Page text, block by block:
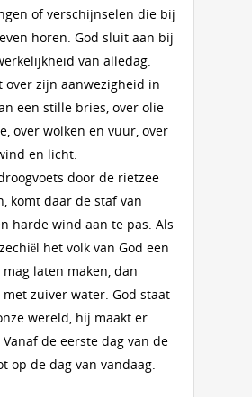
of verschijnselen die bij
horen. God sluit aan bij
van alledag.
over zijn aanwezigheid in
een stille bries, over olie
over wolken en vuur, over
en licht.
door de rietzee
komt daar de staf van
harde wind aan te pas. Als
het volk van God een
laten maken, dan
zuiver water. God staat
wereld, hij maakt er
de eerste dag van de
op de dag van vandaag.